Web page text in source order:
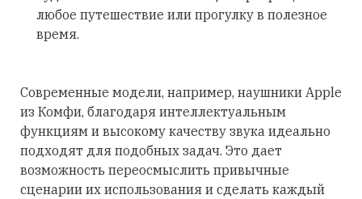
любое путешествие или прогулку в полезное
время.
Современные модели, например, наушники Apple
из Комфи, благодаря интеллектуальным
функциям и высокому качеству звука идеально
подходят для подобных задач. Это дает
возможность переосмыслить привычные
сценарии их использования и сделать каждый